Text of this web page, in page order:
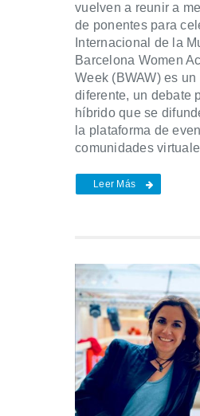
vuelven a reunir a
de ponentes para
Internacional de la
Barcelona Women
Week (BWAW) es un
diferente, un debate
híbrido que se
la plataforma de
comunidades
Leer Más